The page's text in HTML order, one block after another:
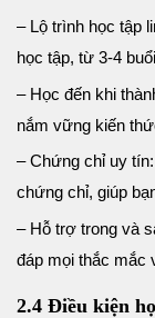
– Lộ trình học tập
học tập, từ 3-4
– Học đến khi
nắm vững kiến
– Chứng chỉ uy
chứng chỉ, giúp
– Hỗ trợ trong và
đáp mọi thắc mắc
2.4 Điều kiện